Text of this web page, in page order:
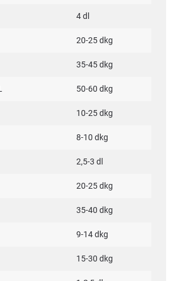
4 dl
20-25 dkg
35-45 dkg
50-60 dkg
10-25 dkg
8-10 dkg
2,5-3 dl
20-25 dkg
35-40 dkg
9-14 dkg
15-30 dkg